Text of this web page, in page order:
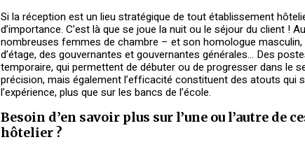
Si la réception est un lieu stratégique de tout établissement
d’importance. C’est là que se joue la nuit ou le séjour du client !
nombreuses femmes de chambre – et son homologue
d’étage, des gouvernantes et gouvernantes générales… Des
temporaire, qui permettent de débuter ou de progresser dans le
précision, mais également l’efficacité constituent des atouts qui
l’expérience, plus que sur les bancs de l’école.
Besoin d’en savoir plus sur l’une ou l’autre de
hôtelier ?